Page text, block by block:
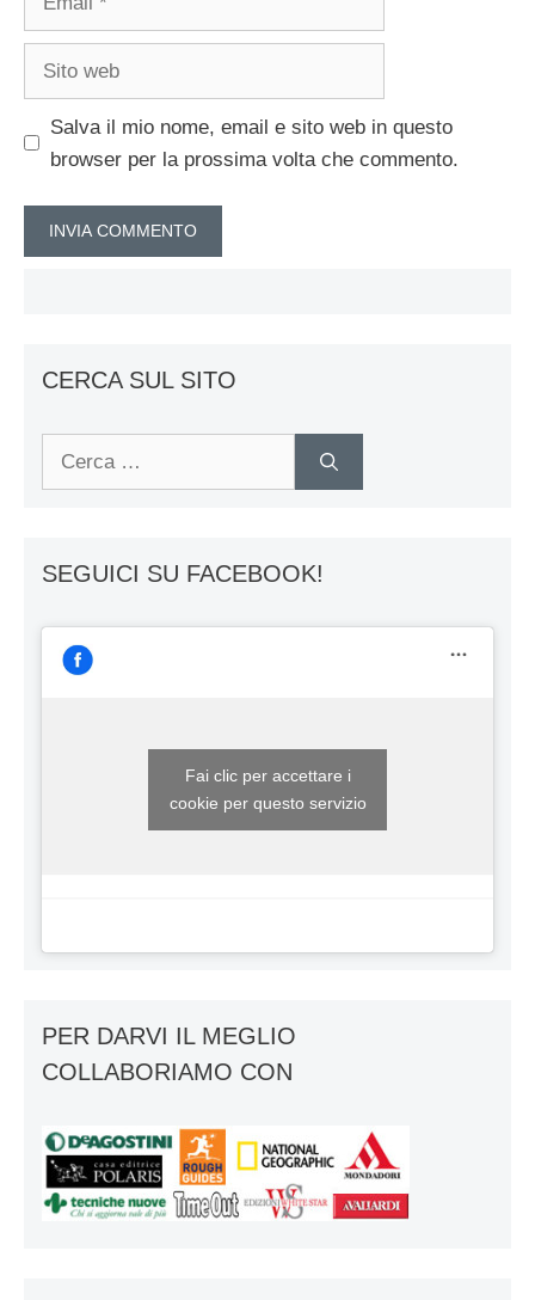
Salva il mio nome, email e sito web in questo
browser per la prossima volta che commento.
CERCA SUL SITO
Ricerca
SEGUICI SU FACEBOOK!
Fai clic per accettare i
cookie per questo servizio
PER DARVI IL MEGLIO
COLLABORIAMO CON